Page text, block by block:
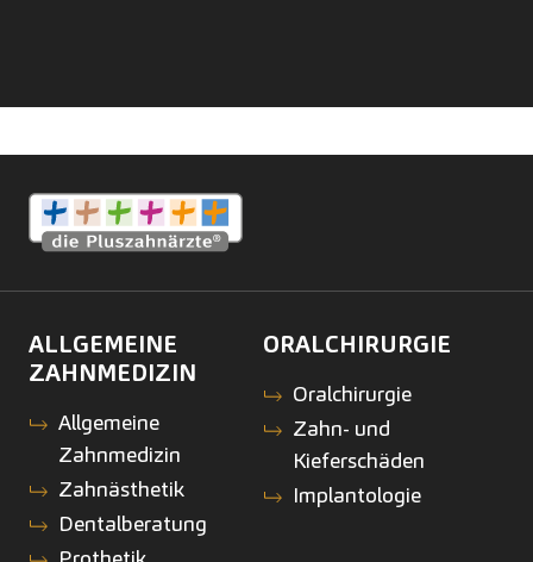
ALLGEMEINE
ZAHNMEDIZIN
Allgemeine
Zahnmedizin
Zahnästhetik
Dentalberatung
ORALCHIRURGIE
Oralchirurgie
Zahn- und
Kieferschäden
Implantologie